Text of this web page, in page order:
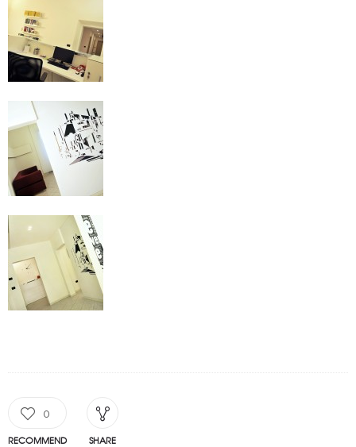
0
RECOMMEND SHARE